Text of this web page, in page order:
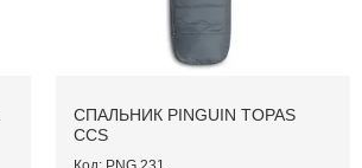
СПАЛЬНИК PINGUIN TOPAS
CCS